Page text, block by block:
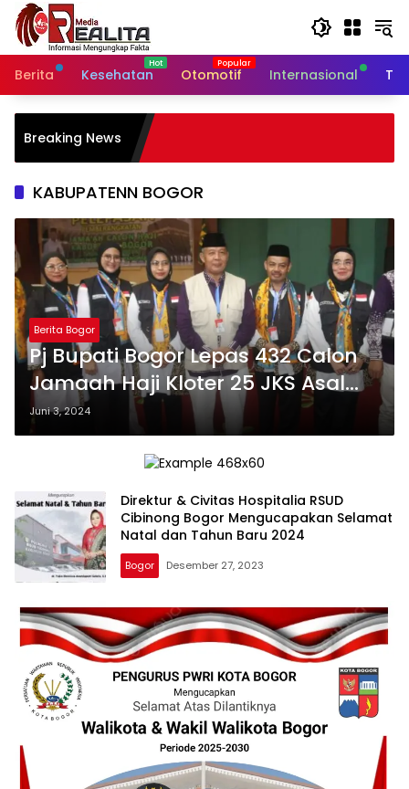
Langsung
konten
Berita
Kesehatan Otomotif Internasional
Breaking News
Dukung Ketahanan Pangan
KABUPATENN BOGOR
Berita Bogor
Pj Bupati Bogor Lepas 432 Calon
Jamaah Haji Kloter 25 JKS Asal
Kabupaten Bogor Menuju Tanah
Suci
Juni 3, 2024
Direktur & Civitas Hospitalia RSUD
Cibinong Bogor Mengucapakan Selamat
Natal dan Tahun Baru 2024
Bogor Desember 27, 2023